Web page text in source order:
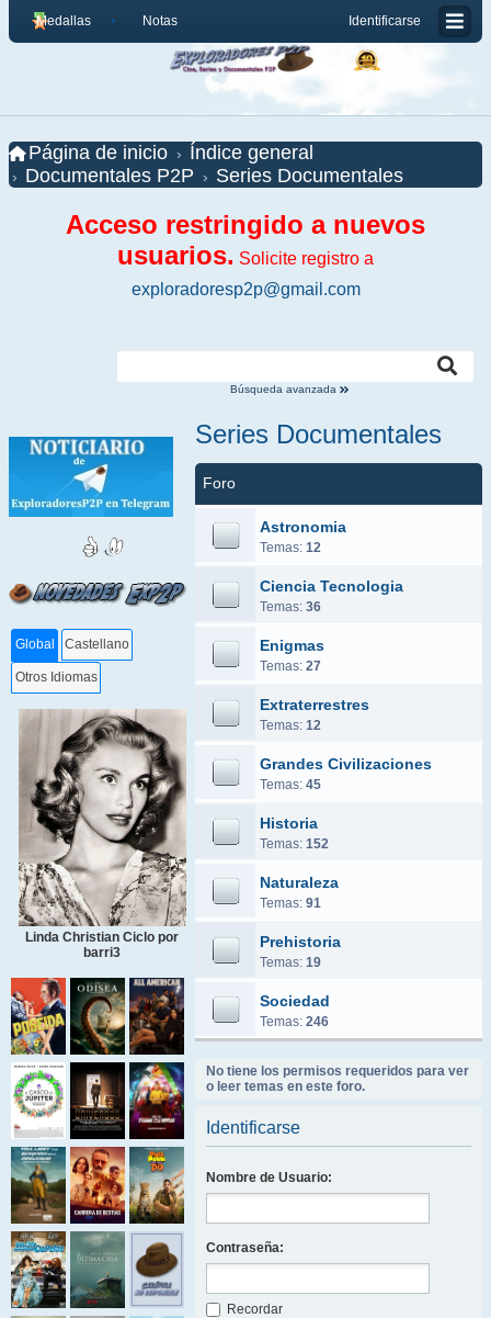
Identificarse
Medallas Notas
Página de inicio
Índice general
Documentales P2P
Series Documentales
Acceso restringido a nuevos
usuarios. Solicite registro a
exploradoresp2p@gmail.com
Búsqueda avanzada
Global Castellano
Otros Idiomas
Linda Christian Ciclo por
barri3
Series Documentales
Foro
Astronomia
Temas: 12
Ciencia Tecnologia
Temas: 36
Enigmas
Temas: 27
Extraterrestres
Temas: 12
Grandes Civilizaciones
Temas: 45
Historia
Temas: 152
Naturaleza
Temas: 91
Prehistoria
Temas: 19
Sociedad
Temas: 246
No tiene los permisos requeridos para ver
o leer temas en este foro.
Identificarse
Nombre de Usuario:
Contraseña:
Recordar